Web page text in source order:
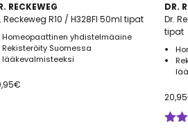
RECKEWEG
Reckeweg R10 / H328FI 50ml tipat
Homeopaattinen yhdistelmäaine
Rekisteröity Suomessa
lääkevalmisteeksi
€
DR.
Dr.
tipat
20,95